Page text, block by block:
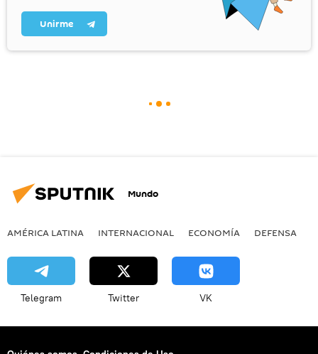
Unirme
Mundo
AMÉRICA LATINA INTERNACIONAL ECONOMÍA DEFENSA
Telegram Twitter VK